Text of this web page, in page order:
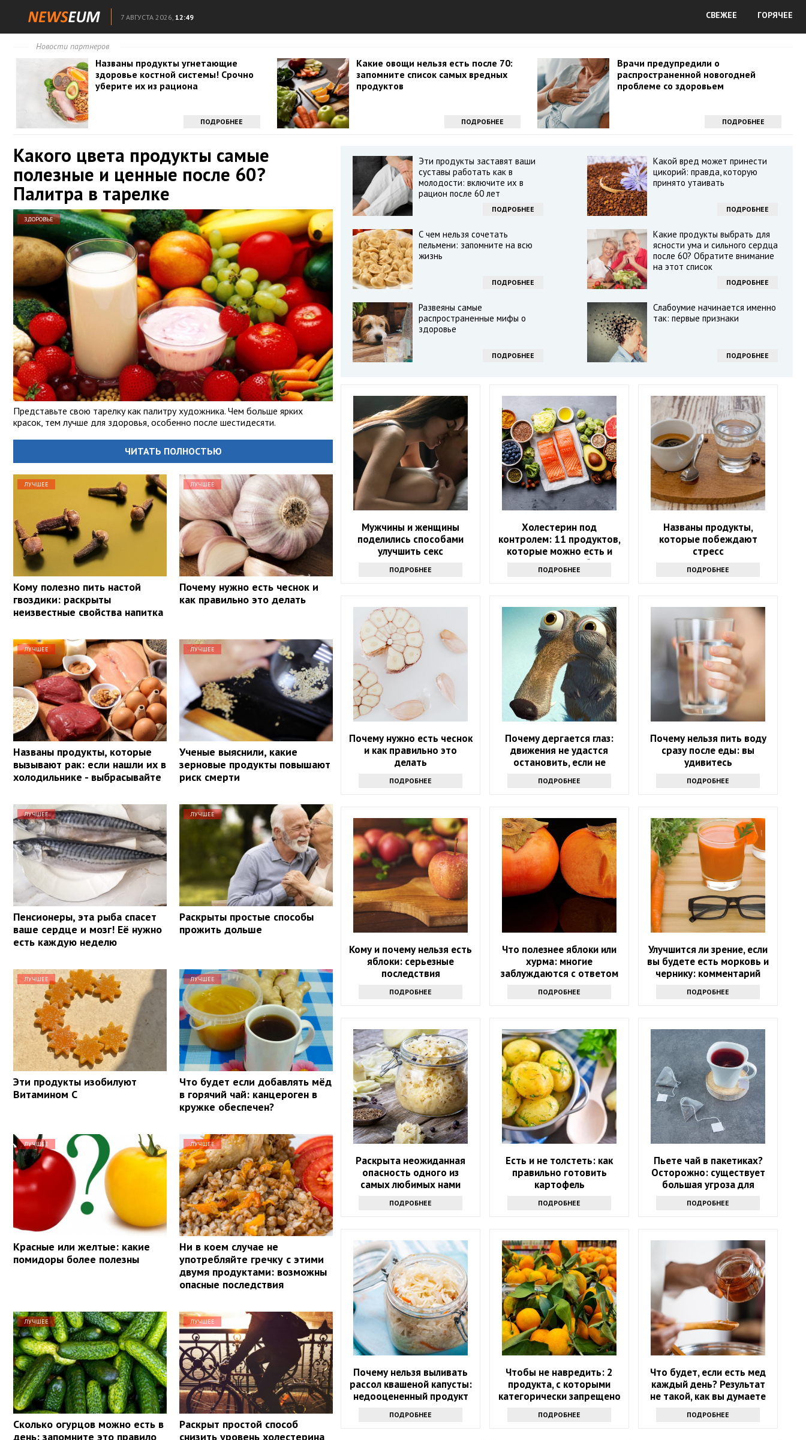
7 АВГУСТА 2026, 12:49 СВЕЖЕЕ ГОРЯЧЕЕ
Новости партнеров
Названы продукты угнетающие
здоровье костной системы! Срочно
уберите их из рациона
ПОДРОБНЕЕ
Какие овощи нельзя есть после 70:
запомните список самых вредных
продуктов
ПОДРОБНЕЕ
Врачи предупредили о
распространенной новогодней
проблеме со здоровьем
ПОДРОБНЕЕ
Какого цвета продукты самые
полезные и ценные после 60?
Палитра в тарелке
ЗДОРОВЬЕ
Представьте свою тарелку как палитру художника. Чем больше ярких
красок, тем лучше для здоровья, особенно после шестидесяти.
ЧИТАТЬ ПОЛНОСТЬЮ
ЛУЧШЕЕ
Кому полезно пить настой
гвоздики: раскрыты
неизвестные свойства напитка
ЛУЧШЕЕ
Почему нужно есть чеснок и
как правильно это делать
ЛУЧШЕЕ
Названы продукты, которые
вызывают рак: если нашли их в
холодильнике - выбрасывайте
ЛУЧШЕЕ
Ученые выяснили, какие
зерновые продукты повышают
риск смерти
ЛУЧШЕЕ
Пенсионеры, эта рыба спасет
ваше сердце и мозг! Её нужно
есть каждую неделю
ЛУЧШЕЕ
Раскрыты простые способы
прожить дольше
ЛУЧШЕЕ
Эти продукты изобилуют
Витамином С
ЛУЧШЕЕ
Что будет если добавлять мёд
в горячий чай: канцероген в
кружке обеспечен?
ЛУЧШЕЕ
Красные или желтые: какие
помидоры более полезны
ЛУЧШЕЕ
Ни в коем случае не
употребляйте гречку с этими
двумя продуктами: возможны
опасные последствия
ЛУЧШЕЕ
Сколько огурцов можно есть в
день: запомните это правило
ЛУЧШЕЕ
Раскрыт простой способ
снизить уровень холестерина
Эти продукты заставят ваши
суставы работать как в
молодости: включите их в
рацион после 60 лет
ПОДРОБНЕЕ
Какой вред может принести
цикорий: правда, которую
принято утаивать
ПОДРОБНЕЕ
С чем нельзя сочетать
пельмени: запомните на всю
жизнь
ПОДРОБНЕЕ
Какие продукты выбрать для
ясности ума и сильного сердца
после 60? Обратите внимание
на этот список
ПОДРОБНЕЕ
Развеяны самые
распространенные мифы о
здоровье
ПОДРОБНЕЕ
Слабоумие начинается именно
так: первые признаки
ПОДРОБНЕЕ
Мужчины и женщины
поделились способами
улучшить секс
ПОДРОБНЕЕ
Холестерин под
контролем: 11 продуктов,
которые можно есть и
которых стоит избегать
ПОДРОБНЕЕ
Названы продукты,
которые побеждают
стресс
ПОДРОБНЕЕ
Почему нужно есть чеснок
и как правильно это
делать
ПОДРОБНЕЕ
Почему дергается глаз:
движения не удастся
остановить, если не
ПОДРОБНЕЕ
Почему нельзя пить воду
сразу после еды: вы
удивитесь
ПОДРОБНЕЕ
Кому и почему нельзя есть
яблоки: серьезные
последствия
ПОДРОБНЕЕ
Что полезнее яблоки или
хурма: многие
заблуждаются с ответом
ПОДРОБНЕЕ
Улучшится ли зрение, если
вы будете есть морковь и
чернику: комментарий
ПОДРОБНЕЕ
Раскрыта неожиданная
опасность одного из
самых любимых нами
ПОДРОБНЕЕ
Есть и не толстеть: как
правильно готовить
картофель
ПОДРОБНЕЕ
Пьете чай в пакетиках?
Осторожно: существует
большая угроза для
ПОДРОБНЕЕ
Почему нельзя выливать
рассол квашеной капусты:
недооцененный продукт
ПОДРОБНЕЕ
Чтобы не навредить: 2
продукта, с которыми
категорически запрещено
ПОДРОБНЕЕ
Что будет, если есть мед
каждый день? Результат
не такой, как вы думаете
ПОДРОБНЕЕ